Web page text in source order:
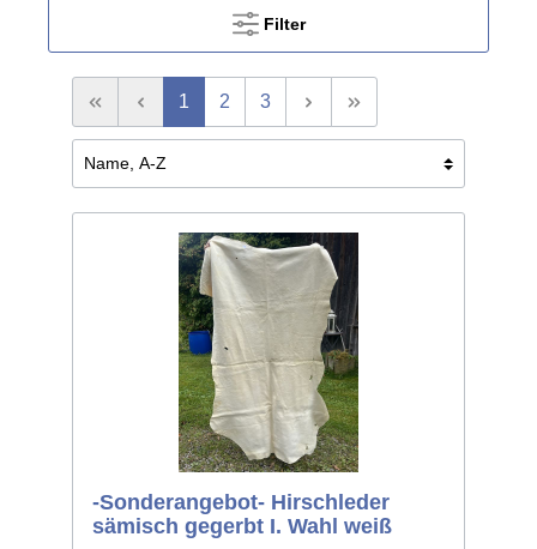
Filter
1 2 3
-Sonderangebot- Hirschleder
sämisch gegerbt I. Wahl weiß